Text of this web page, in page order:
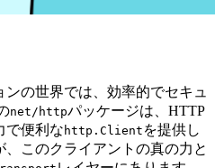
の世界では、効率的でセキュ
net/httpパッケージは、HTTP
で便利な http.Client を提供し
このクライアントの真の力と